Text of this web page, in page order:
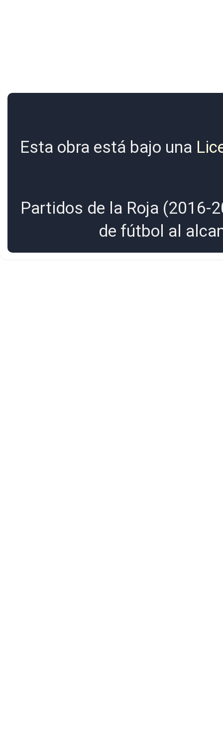
Esta obra está bajo una
Partidos de la Roja (2016-
de fútbol al